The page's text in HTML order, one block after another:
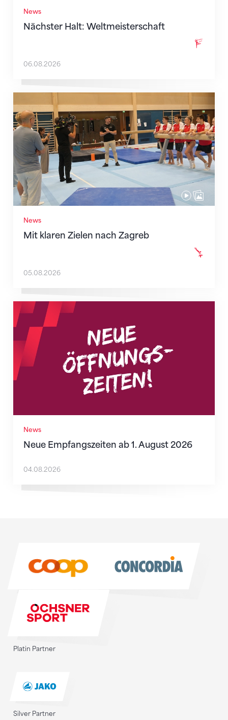
News
Nächster Halt: Weltmeisterschaft
06.08.2026
News
Mit klaren Zielen nach Zagreb
Mit klaren Zielen nach Zagreb
05.08.2026
News
Neue Empfangszeiten ab 1. August 2026
Neue Empfangszeiten ab 1. August 2026
04.08.2026
Platin Partner
Silver Partner